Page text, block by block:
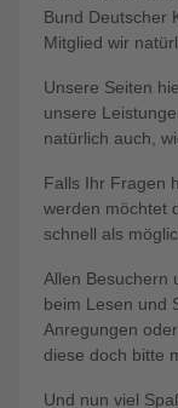
Bund Deutscher
Mitglied wir
Unsere Seiten
unsere
natürlich auch,
Falls Ihr Fragen
werden möchtet
schnell als
Allen Besuchern
beim Lesen und
Anregungen
diese doch bitte
Und nun viel